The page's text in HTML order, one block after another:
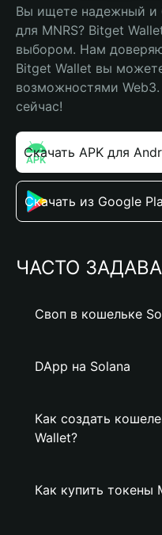
Вы ищете надежный и
для MNRS? Bitget
выбором. Нам
Bitget Wallet вы
возможностями
сейчас!
Скачать APK для
Скачать из Google
ЧАСТО
Своп в кошельке
DApp на Solana
Как создать
Wallet?
Как купить токены